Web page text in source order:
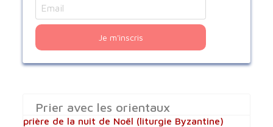
Je m'inscris
Prier avec les orientaux
prière de la nuit de Noël (liturgie Byzantine)